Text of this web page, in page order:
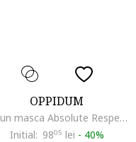
OPPIDUM
Sapun masca Absolute Respect - Neutre Absolu, 45 g
Initial: 9805 lei - 40%